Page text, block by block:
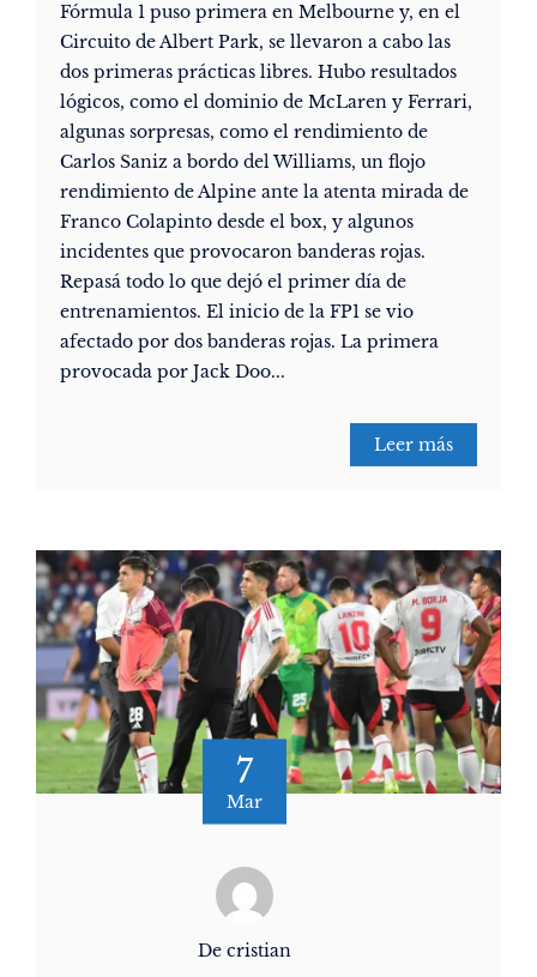
Fórmula 1 puso primera en Melbourne y, en el
Circuito de Albert Park, se llevaron a cabo las
dos primeras prácticas libres. Hubo resultados
lógicos, como el dominio de McLaren y Ferrari,
algunas sorpresas, como el rendimiento de
Carlos Saniz a bordo del Williams, un flojo
rendimiento de Alpine ante la atenta mirada de
Franco Colapinto desde el box, y algunos
incidentes que provocaron banderas rojas.
Repasá todo lo que dejó el primer día de
entrenamientos. El inicio de la FP1 se vio
afectado por dos banderas rojas. La primera
provocada por Jack Doo...
Leer más
7
Mar
De cristian